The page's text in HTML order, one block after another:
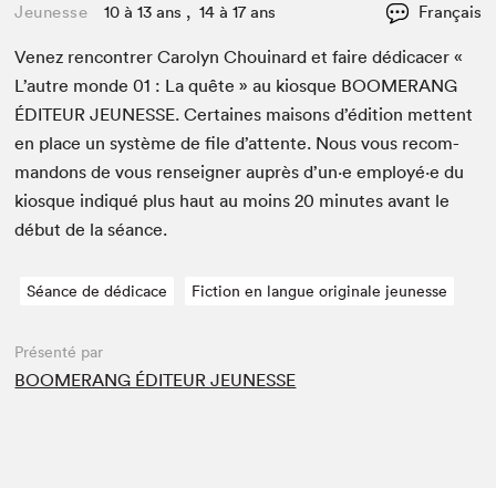
Jeunesse 10 à 13 ans , 14 à 17 ans Français
Venez ren­con­tr­er Car­olyn Chouinard et faire dédi­cac­er «
L’autre monde01 : La quête » au kiosque BOOMERANG
ÉDI­TEUR JEUNESSE. Cer­taines maisons d’édi­tion met­tent
en place un sys­tème de file d’at­tente. Nous vous recom­
man­dons de vous ren­seign­er auprès d’un·e employé·e du
kiosque indiqué plus haut au moins20 min­utes avant le
début de la séance.
Séance de dédicace Fiction en langue originale jeunesse
Présenté par
BOOMERANG ÉDITEUR JEUNESSE